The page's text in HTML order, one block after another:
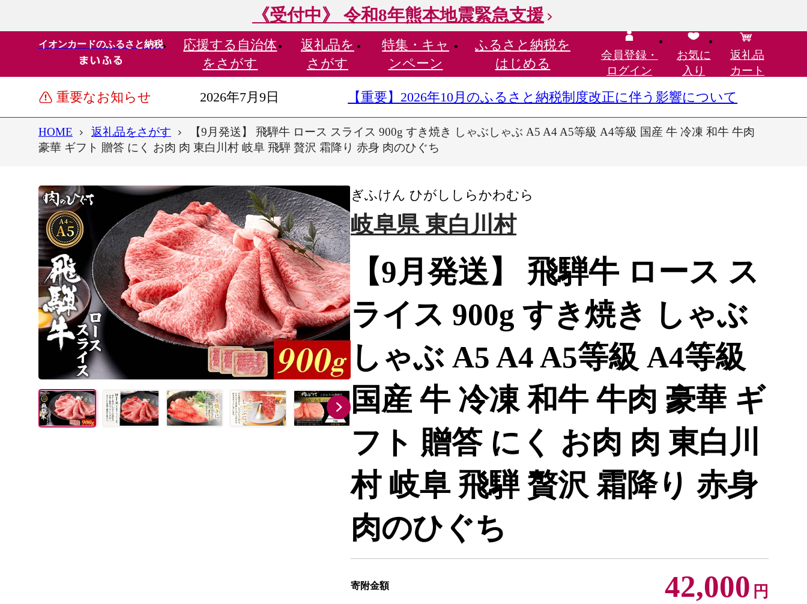
《受付中》 令和8年熊本地震緊急支援
イオンカードのふるさと納税 応援する 自治体
をさがす
返礼品を
さがす
特集・ キャ
ンペーン
ふるさと納税を
はじめる
会員登録・
ログイン
お気に
入り
返礼品
カート
重要なお知らせ 2026年7月9日 【重要】2026年10月のふるさと納税制度改正に伴う影響について
HOME 返礼品をさがす
【9月発送】 飛騨牛 ロース スライス 900g すき焼き しゃぶしゃぶ A5 A4 A5等級 A4等級 国産 牛 冷凍 和牛 牛肉
豪華 ギフト 贈答 にく お肉 肉 東白川村 岐阜 飛騨 贅沢 霜降り 赤身 肉のひぐち
ぎふけん ひがししらかわむら
岐阜県 東白川村
【9月発送】 飛騨牛 ロース ス
ライス 900g すき焼き しゃぶ
しゃぶ A5 A4 A5等級 A4等級
国産 牛 冷凍 和牛 牛肉 豪華 ギ
フト 贈答 にく お肉 肉 東白川
村 岐阜 飛騨 贅沢 霜降り 赤身
肉のひぐち
寄附金額 42,000 円